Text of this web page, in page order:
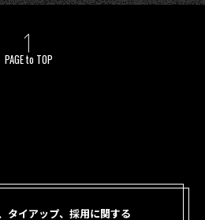
PAGE to TOP
タイアップ、採用に関する